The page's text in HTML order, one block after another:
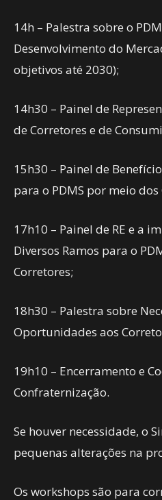
14h – Palestra sobre o
Desenvolvimento do
objetivos até 2030);
14h30 – Painel de
de Corretores e de
15h30 – Painel de
para o PDMS por meio dos
17h10 – Painel de RE e a
Diversos Ramos para o
Corretores;
18h30 – Palestra sobre
Oportunidades aos
19h10 – Encerramento e
Confraternização.
Se houver necessidade, o
pequenas alterações na
Os workshops são para